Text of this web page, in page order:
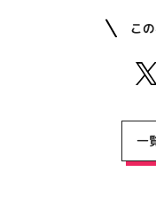
こ
一